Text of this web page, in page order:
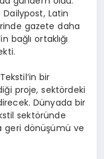
Latin
gazete daha
bağlı ortaklığı
bir
proje, sektördeki
Dünyada bir
sektöründe
geri dönüşümü ve